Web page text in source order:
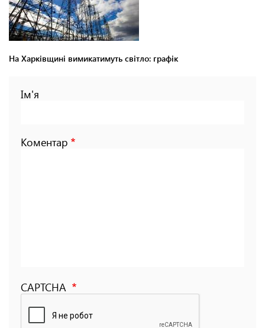
На Харківщині вимикатимуть світло: графік
Ім'я
Коментар
CAPTCHA